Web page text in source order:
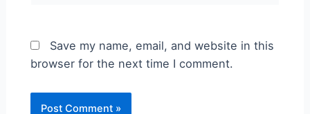
Save my name, email, and website in this
browser for the next time I comment.